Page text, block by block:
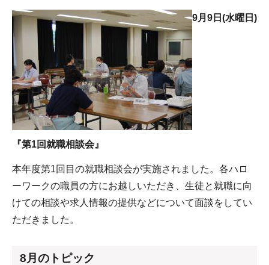
9月9日(水曜日)
『第1回就職相談会』
本年度第1回目の就職相談会が実施されました。各ハロ
ーワークの職員の方にお越しいただき、生徒と就職に向
けての相談や求人情報の提供などについて面談をしてい
ただきました。
8月のトピック